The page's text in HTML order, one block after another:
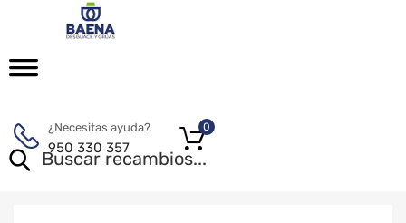
¿Necesitas ayuda?
950 330 357
0